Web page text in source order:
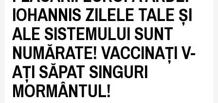
IOHANNIS ZILELE TALE ȘI
ALE SISTEMULUI SUNT
NUMĂRATE! VACCINAȚI V-
AȚI SĂPAT SINGURI
MORMÂNTUL!